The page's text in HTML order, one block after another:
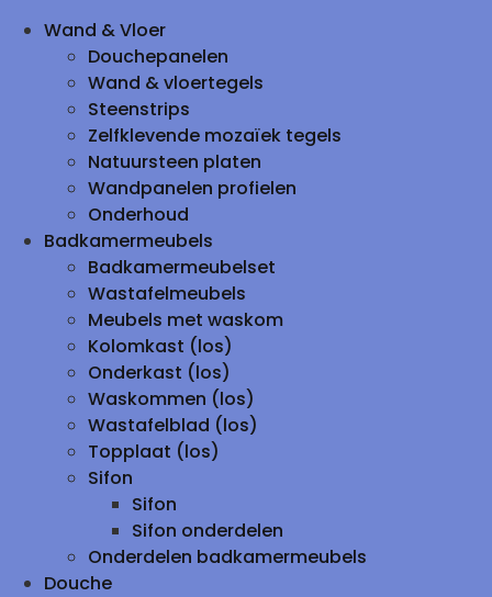
Wand & Vloer
Douchepanelen
Wand & vloertegels
Steenstrips
Zelfklevende mozaïek tegels
Natuursteen platen
Wandpanelen profielen
Onderhoud
Badkamermeubels
Badkamermeubelset
Wastafelmeubels
Meubels met waskom
Kolomkast (los)
Onderkast (los)
Waskommen (los)
Wastafelblad (los)
Topplaat (los)
Sifon
Sifon
Sifon onderdelen
Onderdelen badkamermeubels
Douche